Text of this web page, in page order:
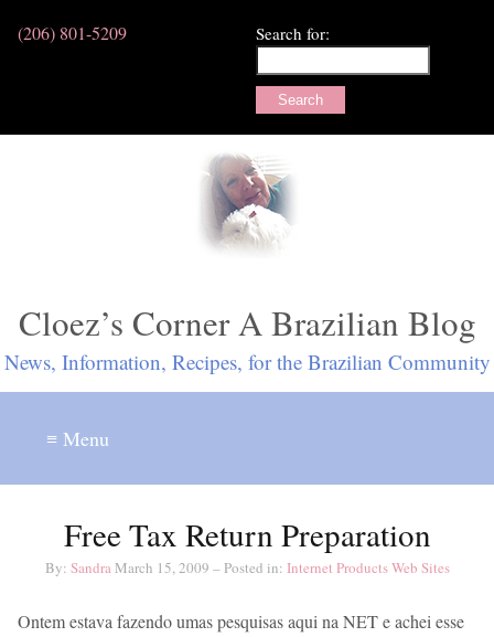
(206) 801-5209 Search for:
Cloez’s Corner A Brazilian Blog
News, Information, Recipes, for the Brazilian Community
≡ Menu
Free Tax Return Preparation
By: SandraMarch 15, 2009 – Posted in: Internet ProductsWeb Sites
Ontem estava fazendo umas pesquisas aqui na NET e achei esse